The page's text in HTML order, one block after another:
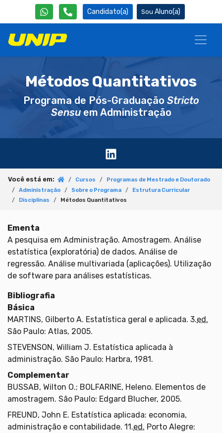
Candidato(a) Aluno(a)
Métodos Quantitativos
Programa de Pós-Graduação Stricto
Sensuem Administração
Você está em: Cursos
Programas de Mestrado e Doutorado
Administração
Sobre o Programa
Estrutura Curricular
Disciplinas
Métodos Quantitativos
Ementa
A pesquisa em Administração. Amostragem. Análise
estatística (exploratória) de dados. Análise de
regressão. Análise multivariada (aplicações). Utilização
de software para análises estatísticas.
Bibliografia
Básica
MARTINS, Gilberto A. Estatística geral e aplicada. 3.ed.
São Paulo: Atlas, 2005.
STEVENSON, William J. Estatística aplicada à
administração. São Paulo: Harbra, 1981.
Complementar
BUSSAB, Wilton O.; BOLFARINE, Heleno. Elementos de
amostragem. São Paulo: Edgard Blucher, 2005.
FREUND, John E. Estatística aplicada: economia,
administração e contabilidade. 11.ed. Porto Alegre: